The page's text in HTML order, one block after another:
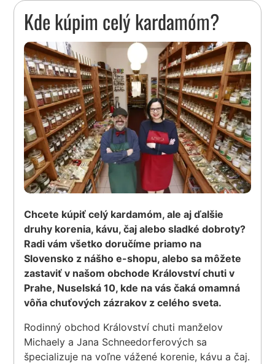
Kde kúpim celý kardamóm?
Chcete kúpiť celý kardamóm, ale aj ďalšie
druhy korenia, kávu, čaj alebo sladké dobroty?
Radi vám všetko doručíme priamo na
Slovensko z nášho e-shopu, alebo sa môžete
zastaviť v našom obchode Království chuti v
Prahe, Nuselská 10, kde na vás čaká omamná
vôňa chuťových zázrakov z celého sveta.
Rodinný obchod Království chuti manželov
Michaely a Jana Schneedorferových sa
špecializuje na voľne vážené korenie, kávu a čaj.